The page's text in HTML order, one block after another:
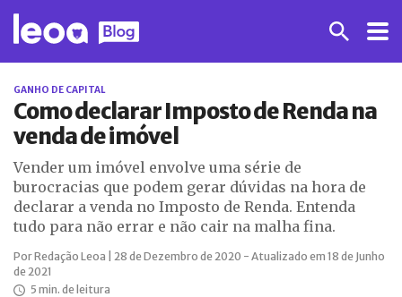
GANHO DE CAPITAL
Como declarar Imposto de Renda na
venda de imóvel
Vender um imóvel envolve uma série de
burocracias que podem gerar dúvidas na hora de
declarar a venda no Imposto de Renda. Entenda
tudo para não errar e não cair na malha fina.
Por Redação Leoa | 28 de Dezembro de 2020 - Atualizado em 18 de Junho
de 2021
5 min. de leitura